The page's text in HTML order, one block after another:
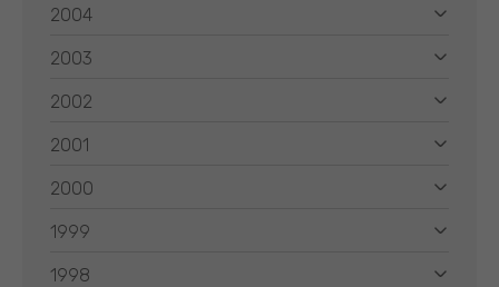
2004
2003
2002
2001
2000
1999
1998